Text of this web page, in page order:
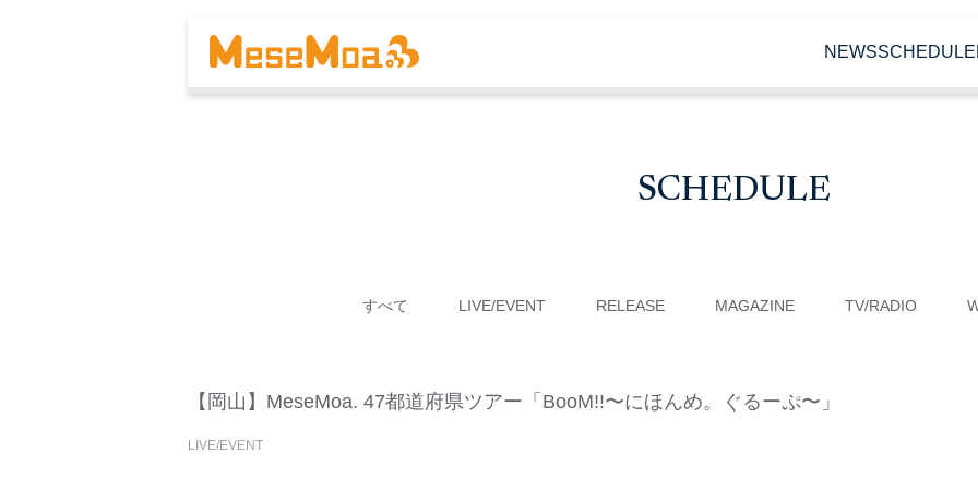
NEWSSCHEDULE
SCHEDULE
すべて LIVE/EVENT RELEASE MAGAZINE TV/RADIO
【岡山】MeseMoa. 47都道府県ツアー「BooM!!〜にほんめ。ぐるーぷ〜」
LIVE/EVENT